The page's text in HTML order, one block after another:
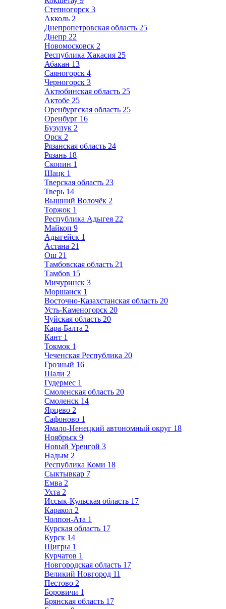
Степногорск 3
Акколь 2
Днепропетровская область 25
Днепр 22
Новомосковск 2
Республика Хакасия 25
Абакан 13
Саяногорск 4
Черногорск 3
Актюбинская область 25
Актобе 25
Оренбургская область 25
Оренбург 16
Бузулук 2
Орск 2
Рязанская область 24
Рязань 18
Скопин 1
Шацк 1
Тверская область 23
Тверь 14
Вышний Волочёк 2
Торжок 1
Республика Адыгея 22
Майкоп 9
Адыгейск 1
Астана 21
Ош 21
Тамбовская область 21
Тамбов 15
Мичуринск 3
Моршанск 1
Восточно-Казахстанская область 20
Усть-Каменогорск 20
Чуйская область 20
Кара-Балта 2
Кант 1
Токмок 1
Чеченская Республика 20
Грозный 16
Шали 2
Гудермес 1
Смоленская область 20
Смоленск 14
Ярцево 2
Сафоново 1
Ямало-Ненецкий автономный округ 18
Ноябрьск 9
Новый Уренгой 3
Надым 2
Республика Коми 18
Сыктывкар 7
Емва 2
Ухта 2
Иссык-Кульская область 17
Каракол 2
Чолпон-Ата 1
Курская область 17
Курск 14
Щигры 1
Курчатов 1
Новгородская область 17
Великий Новгород 11
Пестово 2
Боровичи 1
Брянская область 17